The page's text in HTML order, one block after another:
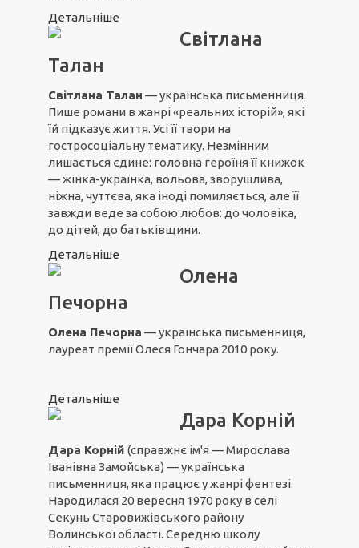
Детальніше
Світлана
Талан
Світлана Талан — українська письменниця.
Пише романи в жанрі «реальних історій», які
їй підказує життя. Усі її твори на
гостросоціальну тематику. Незмінним
лишається єдине: головна героїня її книжок
— жінка-українка, вольова, зворушлива,
ніжна, чуттєва, яка іноді помиляється, але її
завжди веде за собою любов: до чоловіка,
до дітей, до батьківщини.
Детальніше
Олена
Печорна
Олена Печорна — українська письменниця,
лауреат премії Олеся Гончара 2010 року.
Детальніше
Дара Корній
Дара Корній (справжнє ім'я — Мирослава
Іванівна Замойська) — українська
письменниця, яка працює у жанрі фентезі.
Народилася 20 вересня 1970 року в селі
Секунь Старовижівського району
Волинської області. Середню школу